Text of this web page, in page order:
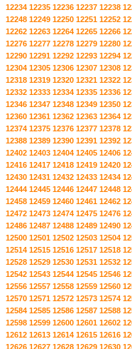
12234 12235 12236 12237 12238
12248 12249 12250 12251 12252
12262 12263 12264 12265 12266
12276 12277 12278 12279 12280
12290 12291 12292 12293 12294
12304 12305 12306 12307 12308
12318 12319 12320 12321 12322
12332 12333 12334 12335 12336
12346 12347 12348 12349 12350
12360 12361 12362 12363 12364
12374 12375 12376 12377 12378
12388 12389 12390 12391 12392
12402 12403 12404 12405 12406
12416 12417 12418 12419 12420
12430 12431 12432 12433 12434
12444 12445 12446 12447 12448
12458 12459 12460 12461 12462
12472 12473 12474 12475 12476
12486 12487 12488 12489 12490
12500 12501 12502 12503 12504
12514 12515 12516 12517 12518
12528 12529 12530 12531 12532
12542 12543 12544 12545 12546
12556 12557 12558 12559 12560
12570 12571 12572 12573 12574
12584 12585 12586 12587 12588
12598 12599 12600 12601 12602
12612 12613 12614 12615 12616
12626 12627 12628 12629 12630